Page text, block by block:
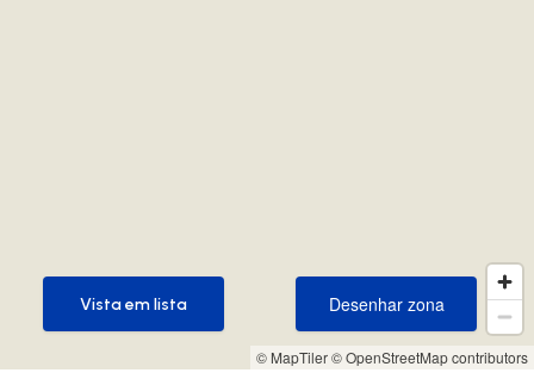
© MapTiler© OpenStreetMap contributors
Desenhar zona
Desenhar zona
Vista em lista
Vista em lista